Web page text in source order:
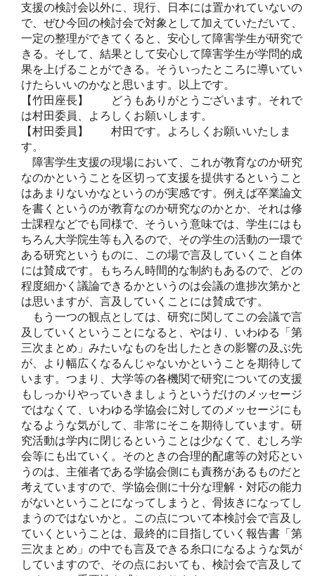
支援の検討会以外に、現行、日本には置かれていないの
で、ぜひ今回の検討会で対象として加えていただいて、
一定の整理ができてくると、安心して障害学生が研究で
きる。そして、結果として安心して障害学生が学問的成
果を上げることができる。そういったところに導いてい
けたらいいのかなと思います。以上です。
【竹田座長】 どうもありがとうございます。それで
は村田委員、よろしくお願いします。
【村田委員】 村田です。よろしくお願いいたしま
す。
障害学生支援の現場において、これが教育なのか研究
なのかということを区切って支援を提供するということ
はあまりないかなというのが実感です。例えば卒業論文
を書くというのが教育なのか研究なのかとか、それは修
士課程などでも同様で、そういう意味では、学生にはも
ちろん大学院生等も入るので、その学生の活動の一環で
ある研究というものに、この場で言及していくこと自体
には賛成です。もちろん時間的な制約もあるので、どの
程度細かく議論できるかというのは会議の進捗次第かと
は思いますが、言及していくことには賛成です。
もう一つの観点としては、研究に関してこの会議で言
及していくということになると、やはり、いわゆる「第
三次まとめ」みたいなものを出したときの影響の及ぶ先
が、より幅広くなるんじゃないかということを期待して
います。つまり、大学等の各機関で研究についての支援
もしっかりやっていきましょうというだけのメッセージ
ではなくて、いわゆる学協会に対してのメッセージにも
なるような気がして、非常にそこを期待しています。研
究活動は学内に閉じるということは少なくて、むしろ学
会等にも出ていく。そのときの合理的配慮等の対応とい
うのは、主催者である学協会側にも責務があるものだと
考えていますので、学協会側に十分な理解・対応の能力
がないということになってしまうと、骨抜きになってし
まうのではないかと。この点について本検討会で言及し
ていくということは、最終的に目指していく報告書「第
三次まとめ」の中でも言及できる糸口になるような気が
していますので、その点においても、検討会で言及して